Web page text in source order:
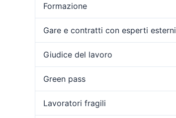
Formazione
Gare e contratti con esperti esterni
Giudice del lavoro
Green pass
Lavoratori fragili